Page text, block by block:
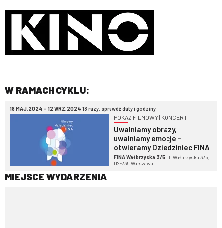
W RAMACH CYKLU:
18 MAJ,2024 - 12 WRZ,2024 18 razy, sprawdź daty i godziny
POKAZ FILMOWY | KONCERT
Uwalniamy obrazy,
uwalniamy emocje –
otwieramy Dziedziniec FINA
FINA Wałbrzyska 3/5 ul. Wałbrzyska 3/5,
02-739 Warszawa
MIEJSCE WYDARZENIA